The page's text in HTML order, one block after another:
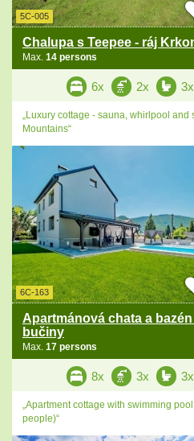
5C-005
Chalupa s Teepee - ráj
Max. 14 persons
6x 2x 3x
„Luxury cottage - sauna, whirlpool and
Mountains“
6C-163
Apartmánová chata a
bučiny
Max. 17 persons
8x 3x 3x
„Apartment cottage with swimming
people)“